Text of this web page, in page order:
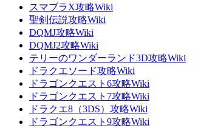
スマブラX攻略Wiki
聖剣伝説攻略Wiki
DQMJ攻略Wiki
DQMJ2攻略Wiki
テリーのワンダーランド3D攻略Wiki
ドラクエソード攻略Wiki
ドラゴンクエスト6攻略Wiki
ドラゴンクエスト7攻略Wiki
ドラクエ8（3DS）攻略Wiki
ドラゴンクエスト9攻略Wiki